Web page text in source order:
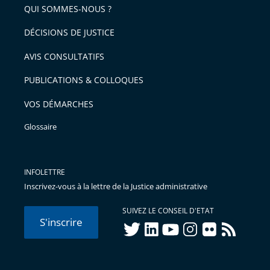
l'article
pour
avant
QUI SOMMES-NOUS ?
DÉCISIONS DE JUSTICE
AVIS CONSULTATIFS
PUBLICATIONS & COLLOQUES
VOS DÉMARCHES
Glossaire
INFOLETTRE
Inscrivez-vous à la lettre de la Justice administrative
S'inscrire
SUIVEZ LE CONSEIL D'ETAT
twitterlinkedInyoutubeinstagram
flickr rss